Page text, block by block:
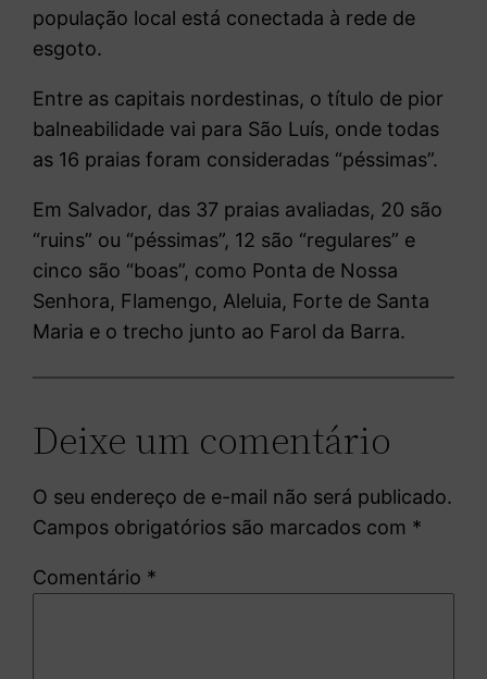
população local está conectada à rede de
esgoto.
Entre as capitais nordestinas, o título de pior
balneabilidade vai para São Luís, onde todas
as 16 praias foram consideradas “péssimas”.
Em Salvador, das 37 praias avaliadas, 20 são
“ruins” ou “péssimas”, 12 são “regulares” e
cinco são “boas”, como Ponta de Nossa
Senhora, Flamengo, Aleluia, Forte de Santa
Maria e o trecho junto ao Farol da Barra.
Deixe um comentário
O seu endereço de e-mail não será publicado.
Campos obrigatórios são marcados com *
Comentário *